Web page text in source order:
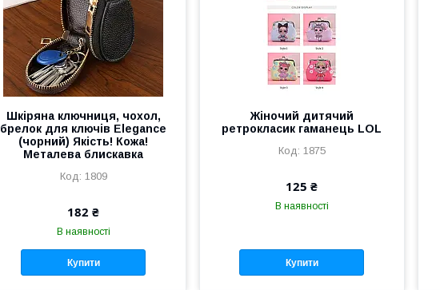
Шкіряна ключниця, чохол,
брелок для ключів Elegance
(чорний) Якість! Кожа!
Металева блискавка
1809
182 ₴
В наявності
Купити
Жіночий дитячий
ретрокласик гаманець LOL
1875
125 ₴
В наявності
Купити